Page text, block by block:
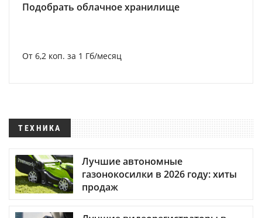
Подобрать облачное хранилище
От 6,2 коп. за 1 Гб/месяц
ТЕХНИКА
Лучшие автономные
газонокосилки в 2026 году: хиты
продаж